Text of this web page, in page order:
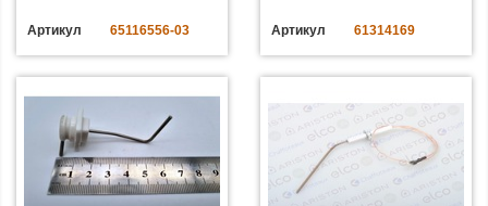
Артикул 65116556-03 Артикул 61314169